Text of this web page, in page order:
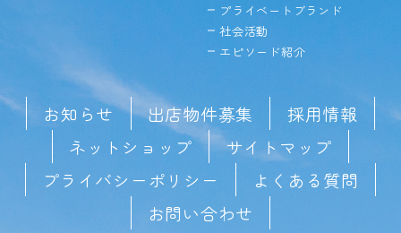
プライベートブランド
社会活動
エピソード紹介
お知らせ 出店物件募集
採用情報
ネットショップ
サイトマップ
プライバシーポリシー
よくある質問
お問い合わせ